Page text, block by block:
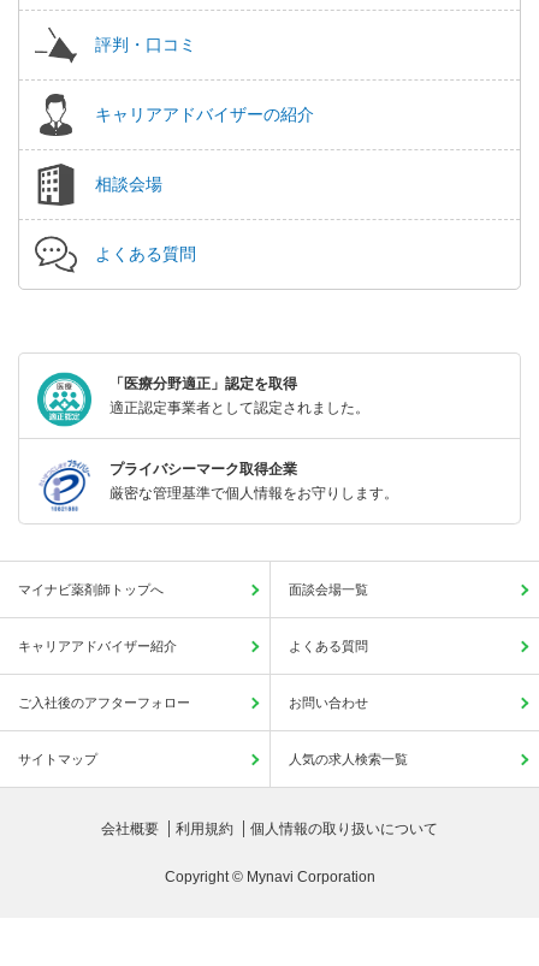
評判・口コミ
キャリアアドバイザーの紹介
相談会場
よくある質問
「医療分野適正」認定を取得
適正認定事業者として認定されました。
プライバシーマーク取得企業
厳密な管理基準で個人情報をお守りします。
マイナビ薬剤師トップへ 面談会場一覧
キャリアアドバイザー紹介 よくある質問
ご入社後のアフターフォロー お問い合わせ
サイトマップ 人気の求人検索一覧
会社概要 利用規約 個人情報の取り扱いについて
Copyright © Mynavi Corporation